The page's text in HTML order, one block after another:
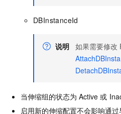
DBInstanceId
说明 如果需要修改
当伸缩组的状态为 Active 或
启用新的伸缩配置不会影响通